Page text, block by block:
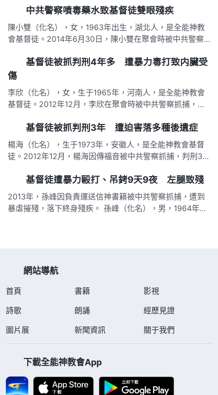
中共警察噴毒藥水致基督徒雙眼殘疾
陳小雙（化名），女，1963年出生，湖北人，是全能神教
會基督徒。2014年6月30日，陳小雙在聚會時被中共警察
200ml的毒藥水對着她的眼睛猛噴，致使其雙眼殘疾，視力
由原來的1.0急劇下降至0.2，看不清東西。 2014年6月3…
基督徒被抓判刑4年多 遭暴力毒打致内臟受
傷
李欣（化名），女，生于1965年，河南人，是全能神教會
基督徒。2012年12月，李欣在聚會時被中共警察抓捕，警
察跺其心口，致使她胸部内臟被打壞。 以下是李欣被中共
警察迫害致殘的詳細過程： 2012年12月12日，李欣和5名
基督徒…
基督徒被抓判刑3年 遭迫害落多種後遺症
楊海（化名），生于1973年，安徽人，是全能神教會基督
徒。2012年12月，楊海因傳福音被中共警察抓捕，判刑3
勺，還授意犯人折磨他，致使楊海落下頭暈頭痛、頸椎病等
後遺症。 2012年12月14日，楊海在傳福音時，幾個警察聞
訊趕來…
基督徒遭暴力毆打、吊銬9天9夜 左腿致殘
2013年，孫峰因負責運送信神書籍被中共警察抓捕，遭到
暴虐摧殘，落下終身殘疾。 孫峰（化名），男，1964年出
網站導航
首頁 書籍
影視
詩歌
朗誦
經歷見證
圖片展
新聞資訊 關于我們
下載全能神教會App